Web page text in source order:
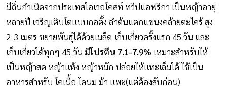
มีถิ่นกำเนิดจากประเทศไอเวอโคสท์ ทวีปแอฟริกา เป็นหญ้าอายุ
หลายปี เจริญเติบโตแบบกอตั้ง ลำต้นแตกแขนงคล้ายตะไคร้ สูง
2-3 เมตร ขยายพันธุ์ได้ด้วยเมล็ด เก็บเกี่ยวครั้งแรก 45 วัน และ
เก็บเกี่ยวได้ทุกๆ 45 วัน มีโปรตีน 7.1-7.9% เหมาะสำหรับให้
เป็นหญ้าสด หญ้าแห้ง หญ้าหมัก ปล่อยให้แทะเล็มได้ ใช้เป็น
อาหารสำหรับ โคเนื้อ โคนม ม้า แพะ(แต่ต้องสับก่อน)